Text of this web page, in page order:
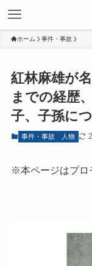
ホーム 事件・事故
紅林麻雄が
までの経歴
子、子孫に
事件・事故 人物
※本ページはプロ